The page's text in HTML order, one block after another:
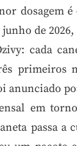
dosagem
junho de
cada
primeiros
anunciado
em
passa a